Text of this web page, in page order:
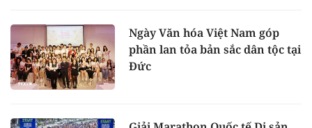
Ngày Văn hóa Việt Nam góp
phần lan tỏa bản sắc dân tộc tại
Đức